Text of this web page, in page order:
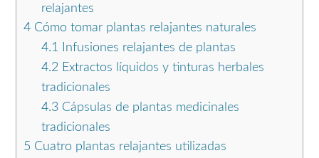
relajantes
4 Cómo tomar plantas relajantes naturales
4.1 Infusiones relajantes de plantas
4.2Extractos líquidos y tinturas herbales
tradicionales
4.3Cápsulas de plantas medicinales
tradicionales
5 Cuatro plantas relajantes utilizadas